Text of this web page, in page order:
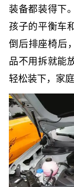
装备都装得下
孩子的平衡车
倒后排座椅后
品不用拆就能
轻松装下，家